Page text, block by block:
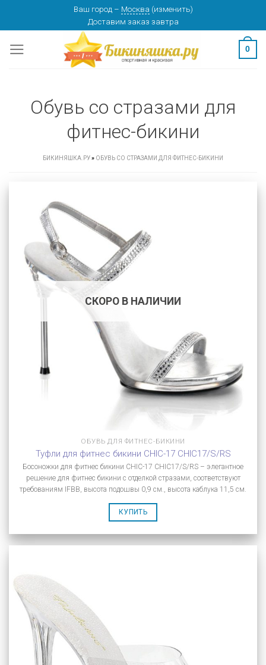
content
Ваш город – Москва (изменить)
Доставим заказ завтра
0
Обувь со стразами для
фитнес-бикини
БИКИНЯШКА.РУ» ОБУВЬ СО СТРАЗАМИ ДЛЯ ФИТНЕС-БИКИНИ
СКОРО В НАЛИЧИИ
ОБУВЬ ДЛЯ ФИТНЕС-БИКИНИ
Туфли для фитнес бикини CHIC-17 CHIC17/S/RS
Босоножки для фитнес бикини CHIC-17 CHIC17/S/RS – элегантное
решение для фитнес бикини с отделкой стразами, соответствуют
требованиям IFBB, высота подошвы 0,9 см., высота каблука 11,5 см.
КУПИТЬ